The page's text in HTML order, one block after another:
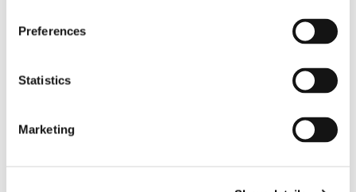
Preferences
Statistics
Marketing